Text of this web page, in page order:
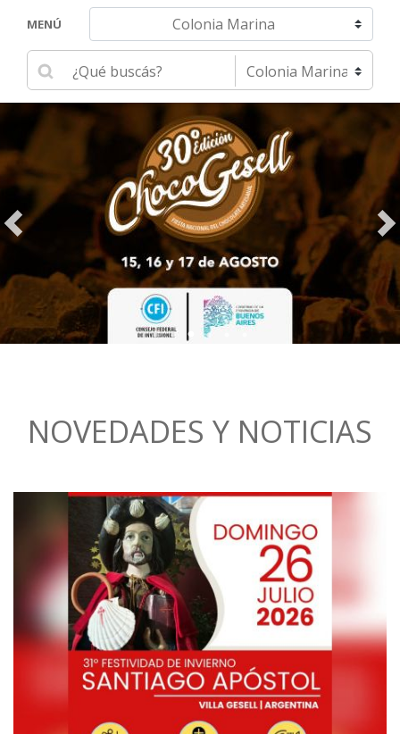
MENÚ Navegar hacia otra localidad
Ingrese su búsqueda Seleccione una localidad
NOVEDADES Y NOTICIAS